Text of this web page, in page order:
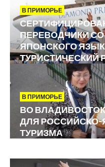
В ПРИМОРЬЕ
ПЕРЕВОДЧИКИ
ЯПОНСКОГО
ТУРИСТИЧЕСКИЙ
В ПРИМОРЬЕ
ВО
ДЛЯ
ТУРИЗМА